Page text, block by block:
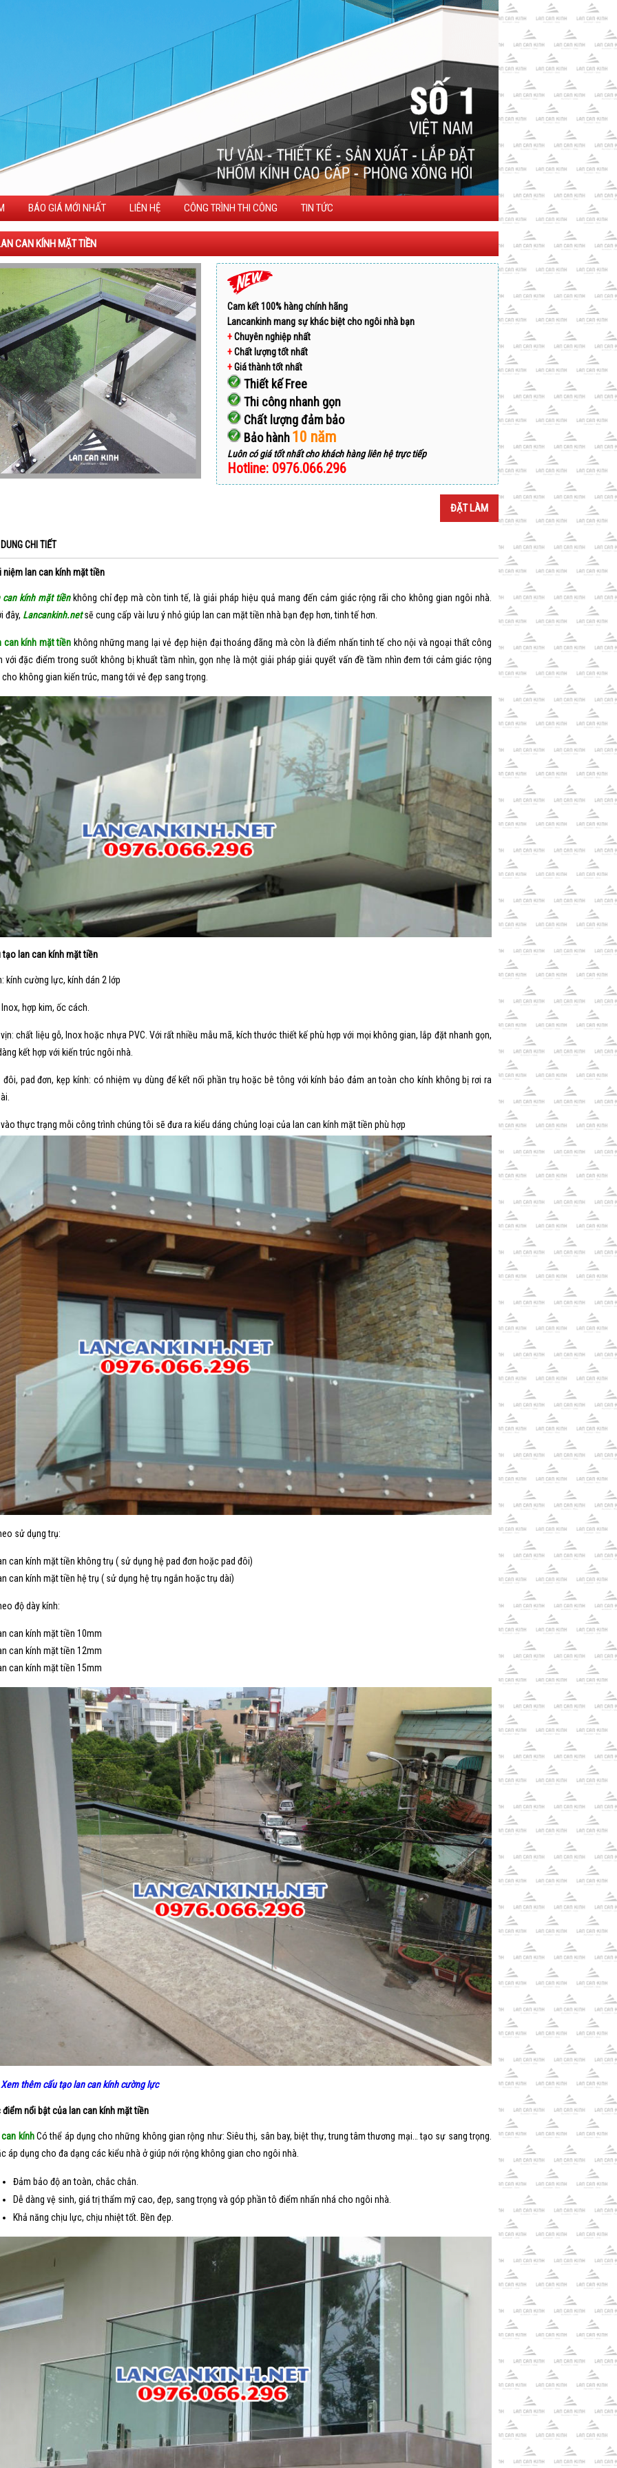
BÁO GIÁ MỚI NHẤT LIÊN HỆ CÔNG TRÌNH THI CÔNG TIN TỨC
CAN KÍNH MẶT TIỀN
Cam kết 100% hàng chính hãng
Lancankinh mang sự khác biệt cho ngôi nhà bạn
+Chuyên nghiệp nhất
+Chất lượng tốt nhất
+Giá thành tốt nhất
Thiết kế Free
Thi công nhanh gọn
Chất lượng đảm bảo
Bảo hành10 năm
Luôn có giá tốt nhất cho khách hàng liên hệ trực tiếp
Hotline: 0976.066.296
ĐẶT LÀM
CHI TIẾT
niệm lan can kính mặt tiền
can kính mặt tiềnkhông chỉ đẹp mà còn tinh tế, là giải pháp hiệu quả mang đến cảm giác rộng rãi cho không gian ngôi nhà.
đây, Lancankinh.net sẽ cung cấp vài lưu ý nhỏ giúp lan can mặt tiền nhà bạn đẹp hơn, tinh tế hơn.
can kính mặt tiền không những mang lại vẻ đẹp hiện đại thoáng đãng mà còn là điểm nhấn tinh tế cho nội và ngoại thất công
với đặc điểm trong suốt không bị khuất tầm nhìn, gọn nhẹ là một giải pháp giải quyết vấn đề tầm nhìn đem tới cảm giác rộng
cho không gian kiến trúc, mang tới vẻ đẹp sang trọng.
tạo lan can kính mặt tiền
kính cường lực, kính dán 2 lớp
Inox, hợp kim, ốc cách.
vịn: chất liệu gỗ, Inox hoặc nhựa PVC. Với rất nhiều mẫu mã, kích thước thiết kế phù hợp với mọi không gian, lắp đặt nhanh gọn,
kết hợp với kiến trúc ngôi nhà.
đôi, pad đơn, kẹp kính: có nhiệm vụ dùng để kết nối phần trụ hoặc bê tông với kính bảo đảm an toàn cho kính không bị rơi ra
vào thực trạng mỗi công trình chúng tôi sẽ đưa ra kiểu dáng chủng loại của lan can kính mặt tiền phù hợp
sử dụng trụ:
can kính mặt tiền không trụ ( sử dụng hệ pad đơn hoặc pad đôi)
can kính mặt tiền hệ trụ ( sử dụng hệ trụ ngắn hoặc trụ dài)
độ dày kính:
can kính mặt tiền 10mm
can kính mặt tiền 12mm
can kính mặt tiền 15mm
Xem thêm cấu tạo lan can kính cường lực
điểm nổi bật của lan can kính mặt tiền
can kínhCó thể áp dụng cho những không gian rộng như: Siêu thị, sân bay, biệt thự, trung tâm thương mại… tạo sự sang trọng.
áp dụng cho đa dạng các kiểu nhà ở giúp nới rộng không gian cho ngôi nhà.
Đảm bảo độ an toàn, chắc chắn.
Dễ dàng vệ sinh, giá trị thẩm mỹ cao, đẹp, sang trọng và góp phần tô điểm nhấn nhá cho ngôi nhà.
Khả năng chịu lực, chịu nhiệt tốt. Bền đẹp.